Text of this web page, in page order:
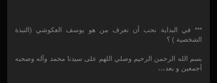
*** في البداية نحب أن نعرف من هو يوسف العكوشي (النبذة
الشخصية ) ؟
بسم الله الرحمن الرحيم وصلي اللهم على سيدنا محمد وآله وصحبه
أجمعين و بعد،،،